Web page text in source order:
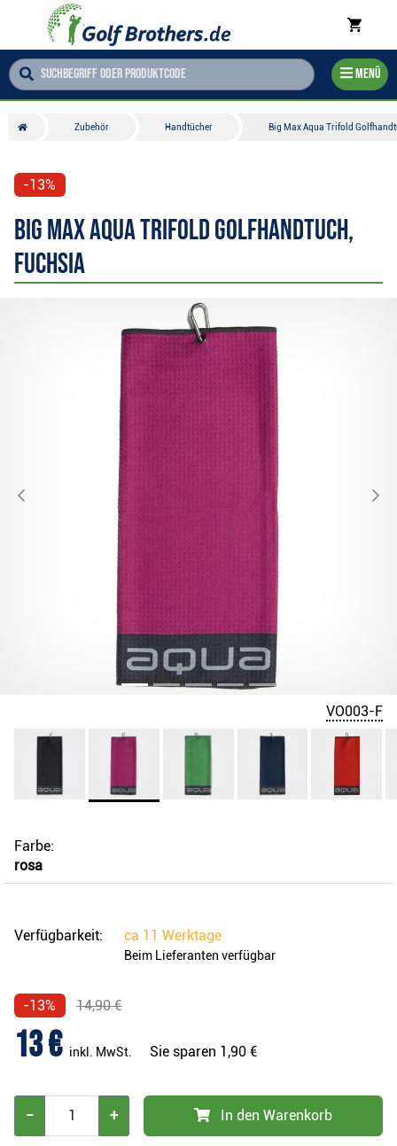
Menü
Zubehör Handtücher Big Max Aqua Trifold
-13%
Big Max Aqua Trifold Golfhandtuch,
Fuchsia
VO003-F
Farbe:
rosa
Verfügbarkeit: ca 11 Werktage
Beim Lieferanten verfügbar
-13% 14,90 €
13 € inkl. MwSt. Sie sparen 1,90 €
− + In den Warenkorb